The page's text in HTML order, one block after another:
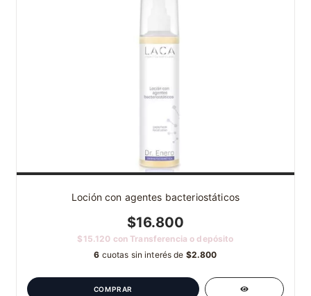
Loción con agentes bacteriostáticos
$16.800
$15.120 con Transferencia o depósito
6 cuotas sin interés de $2.800